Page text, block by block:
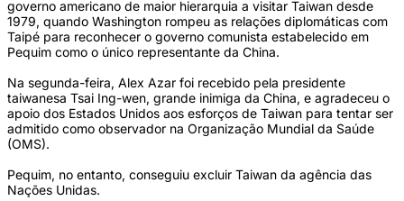
governo americano de maior hierarquia a visitar Taiwan desde
1979, quando Washington rompeu as relações diplomáticas com
Taipé para reconhecer o governo comunista estabelecido em
Pequim como o único representante da China.
Na segunda-feira, Alex Azar foi recebido pela presidente
taiwanesa Tsai Ing-wen, grande inimiga da China, e agradeceu o
apoio dos Estados Unidos aos esforços de Taiwan para tentar ser
admitido como observador na Organização Mundial da Saúde
(OMS).
Pequim, no entanto, conseguiu excluir Taiwan da agência das
Nações Unidas.